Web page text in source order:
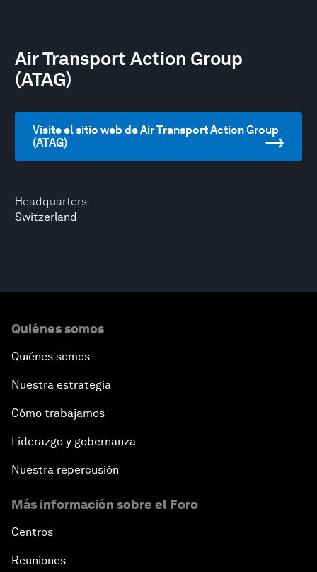
Headquarters
Switzerland
Air Transport Action Group
(ATAG)
Visite el sitio web de Air Transport Action Group
(ATAG)
Quiénes somos
Quiénes somos
Nuestra estrategia
Cómo trabajamos
Liderazgo y gobernanza
Nuestra repercusión
Más información sobre el Foro
Centros
Reuniones